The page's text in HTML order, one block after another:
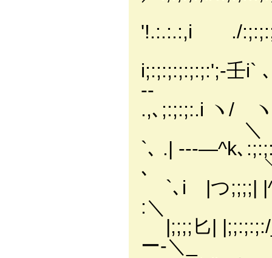
'!.:.:.:,i ./
i;:;:;:;:;:;:';‐壬i`
‐- ヽ
.,､;:;:;:.i ヽ/
＼ ）
`､ .| ---―^k､
､ ＼ /
`､i |つ;;;;|
:＼ .＼
|;;;;匕| |;;:;:;:/
ー-＼_ ;